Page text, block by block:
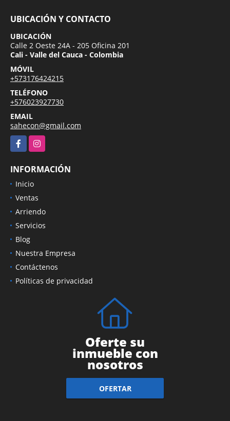
UBICACIÓN Y CONTACTO
UBICACIÓN
Calle 2 Oeste 24A - 205 Oficina 201
Cali - Valle del Cauca - Colombia
MÓVIL
+573176424215
TELÉFONO
+576023927730
EMAIL
sahecon@gmail.com
FacebookInstagram
INFORMACIÓN
Inicio
Ventas
Arriendo
Servicios
Blog
Nuestra Empresa
Contáctenos
Políticas de privacidad
Oferte su
inmueble con
nosotros
OFERTAR